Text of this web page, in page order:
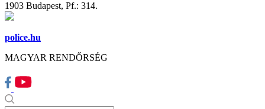
1903 Budapest, Pf.: 314.
police.hu
MAGYAR RENDŐRSÉG